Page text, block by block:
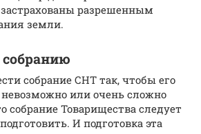
разрешенным
земли.
собрание СНТ так, чтобы его
или очень сложно
собрание Товарищества следует
И подготовка эта